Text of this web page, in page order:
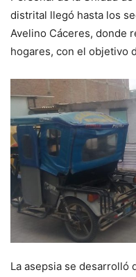
distrital llegó hasta los
Avelino Cáceres, donde
hogares, con el objetivo
La asepsia se desarrolló